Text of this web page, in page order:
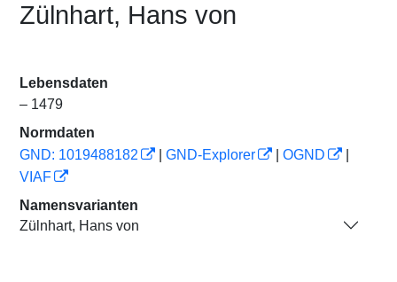
Zülnhart, Hans von
Lebensdaten
– 1479
Normdaten
GND: 1019488182
GND-Explorer OGND
VIAF
Namensvarianten
Zülnhart, Hans von